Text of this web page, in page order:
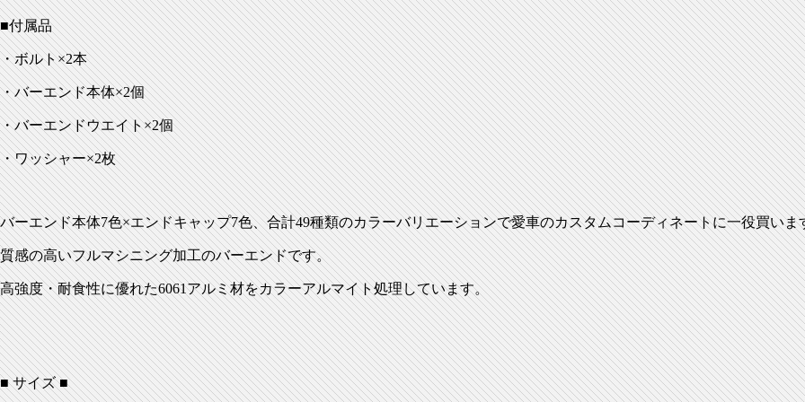
■付属品
・ボルト×2本
・バーエンド本体×2個
・バーエンドウエイト×2個
・ワッシャー×2枚
バーエンド本体7色×エンドキャップ7色、合計49種類のカラーバリエーションで愛車のカスタムコーディネートに一役買いま
質感の高いフルマシニング加工のバーエンドです。
高強度・耐食性に優れた6061アルミ材をカラーアルマイト処理しています。
■ サイズ ■